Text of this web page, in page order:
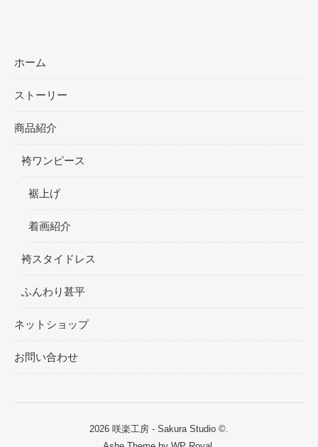
ホーム
ストーリー
商品紹介
袴ワンピース
裾上げ
着画紹介
袴スタイドレス
ふんわり甚平
ネットショップ
お問い合わせ
2026 咲楽工房 - Sakura Studio ©.